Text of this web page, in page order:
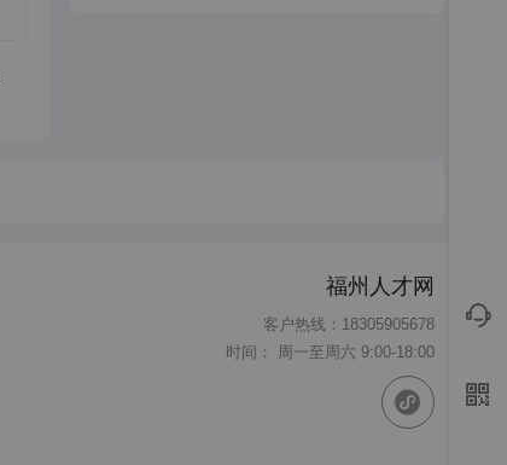
福州人才网
客户热线：18305905678
时间： 周一至周六 9:00-18:00